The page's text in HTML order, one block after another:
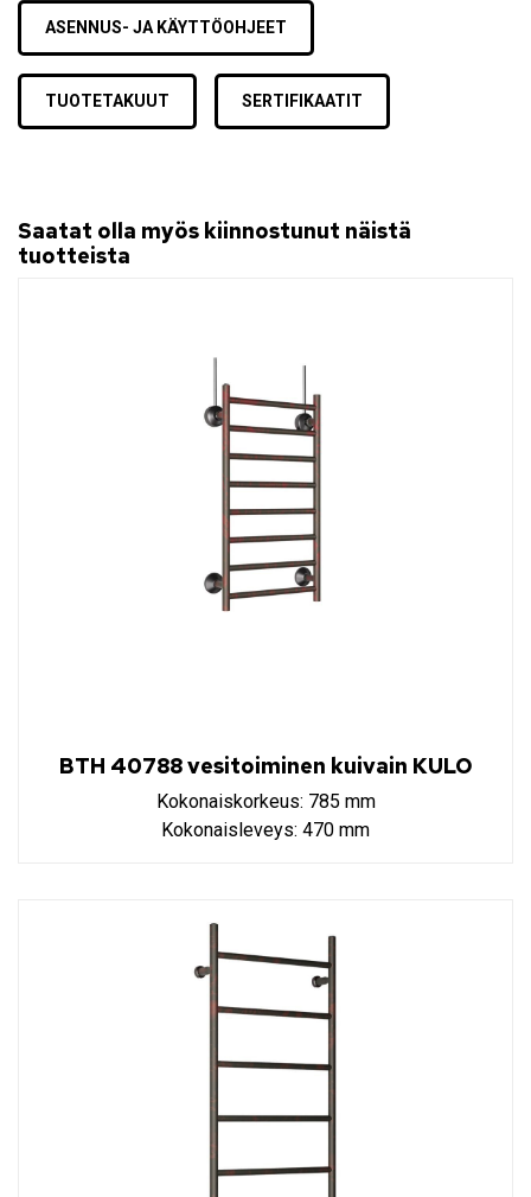
ASENNUS- JA KÄYTTÖOHJEET
TUOTETAKUUT SERTIFIKAATIT
Saatat olla myös kiinnostunut näistä
tuotteista
BTH 40788 vesitoiminen kuivain KULO
Kokonaiskorkeus: 785 mm
Kokonaisleveys: 470 mm